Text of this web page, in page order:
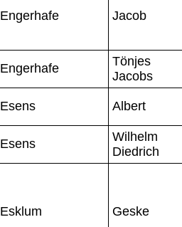
Engerhafe Jacob
Engerhafe
Tönjes
Jacobs
Esens Albert
Esens
Wilhelm
Diedrich
Esklum Geske